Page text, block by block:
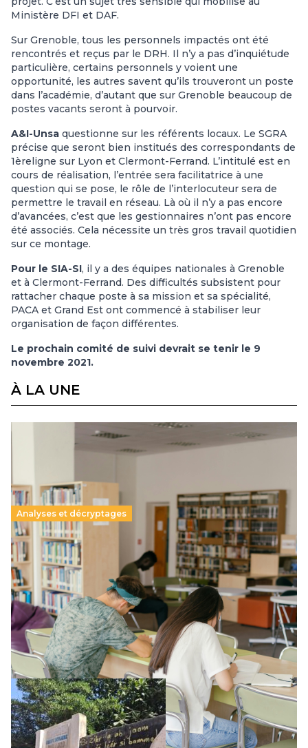
Ministère DFI et DAF.
Sur Grenoble, tous les personnels impactés ont été
rencontrés et reçus par le DRH. Il n’y a pas d’inquiétude
particulière, certains personnels y voient une
opportunité, les autres savent qu’ils trouveront un poste
dans l’académie, d’autant que sur Grenoble beaucoup de
postes vacants seront à pourvoir.
A&I-Unsa questionne sur les référents locaux. Le SGRA
précise que seront bien institués des correspondants de
1èreligne sur Lyon et Clermont-Ferrand. L’intitulé est en
cours de réalisation, l’entrée sera facilitatrice à une
question qui se pose, le rôle de l’interlocuteur sera de
permettre le travail en réseau. Là où il n’y a pas encore
d’avancées, c’est que les gestionnaires n’ont pas encore
été associés. Cela nécessite un très gros travail quotidien
sur ce montage.
Pour le SIA-SI, il y a des équipes nationales à Grenoble
et à Clermont-Ferrand. Des difficultés subsistent pour
rattacher chaque poste à sa mission et sa spécialité,
PACA et Grand Est ont commencé à stabiliser leur
organisation de façon différentes.
Le prochain comité de suivi devrait se tenir le 9
novembre 2021.
À LA UNE
Analyses et décryptages
Supérieur privé : une dérive qui met à mal la
promesse républicaine
11 juillet 2026-
Le projet de loi sur la régulation de l’enseignement
supérieur privé met en lumière l’amplification d’un système
qui relègue l’acte pédagogique au superfétatoire, voire à…
Lire la suite →